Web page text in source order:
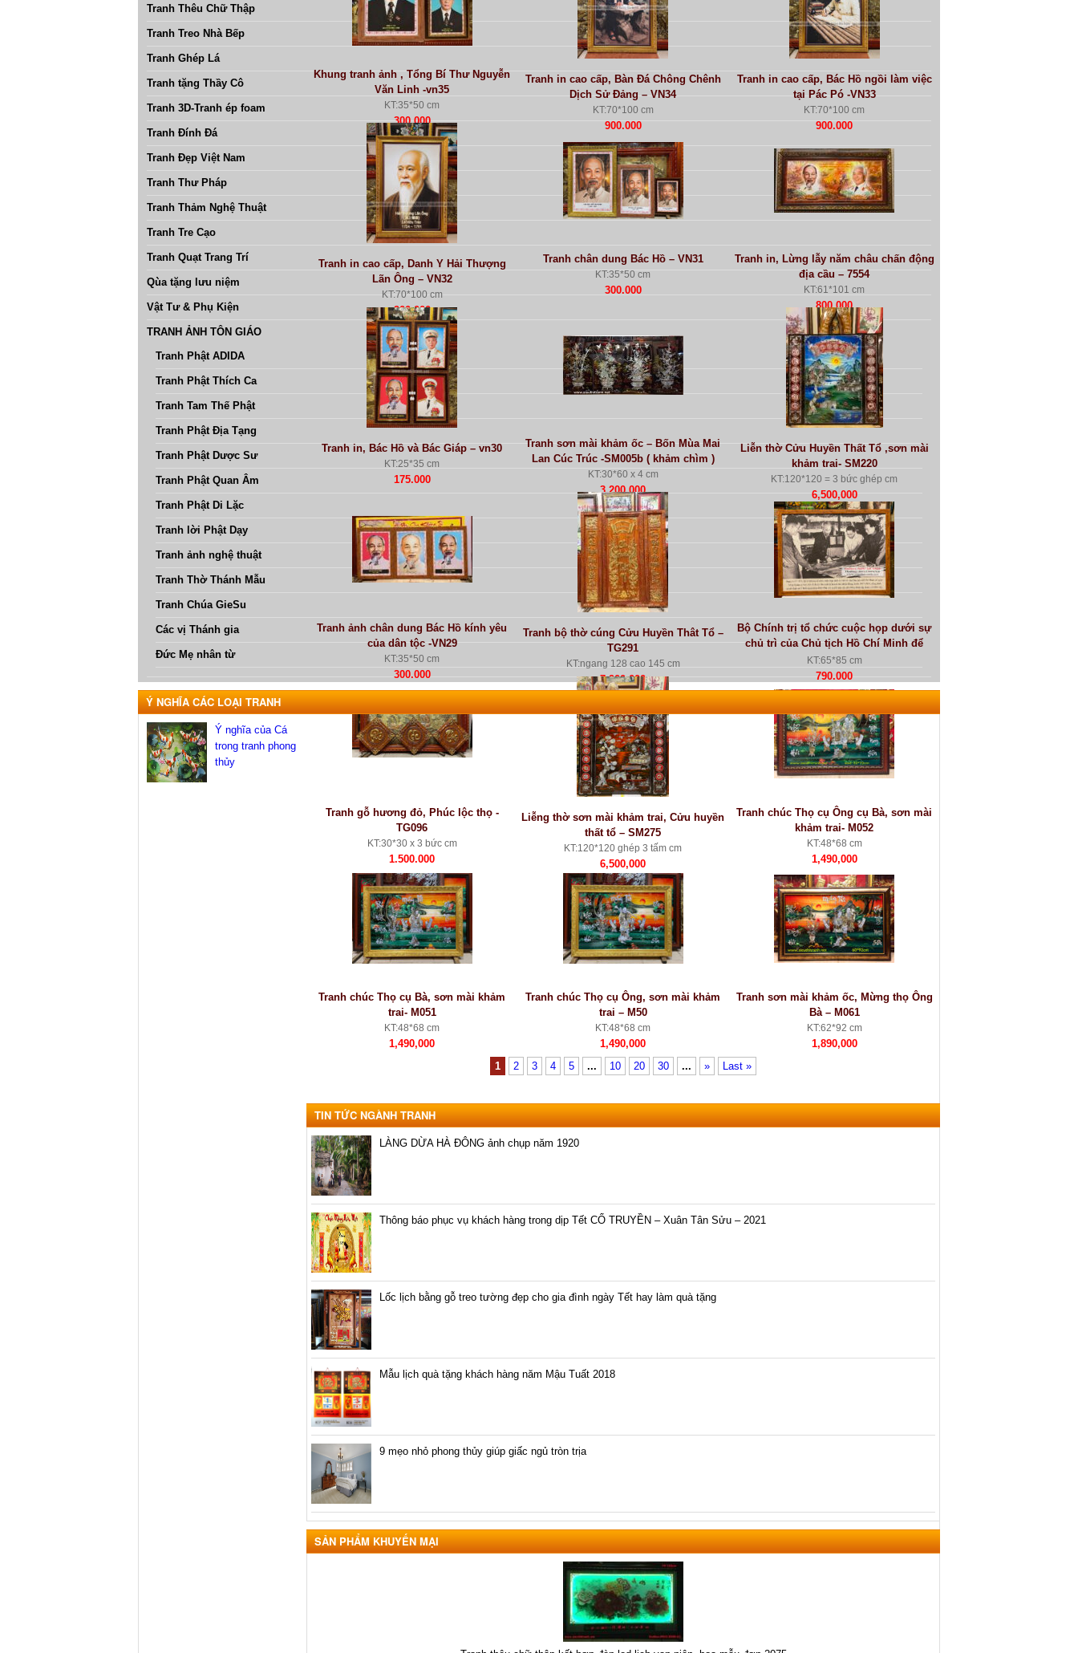
Khung tranh ảnh , Tổng Bí Thư Nguyễn
Văn Linh -vn35
KT:35*50 cm
300.000
Tranh in cao cấp, Bàn Đá Chông Chênh
Dịch Sử Đảng – VN34
KT:70*100 cm
900.000
Tranh in cao cấp, Bác Hồ ngồi làm việc
tại Pác Pó -VN33
KT:70*100 cm
900.000
Tranh in cao cấp, Danh Y Hải Thượng
Lãn Ông – VN32
KT:70*100 cm
900.000
Tranh chân dung Bác Hồ – VN31
KT:35*50 cm
300.000
Tranh in, Lừng lẫy năm châu chấn động
địa cầu – 7554
KT:61*101 cm
800.000
Tranh in, Bác Hồ và Bác Giáp – vn30
KT:25*35 cm
175.000
Tranh sơn mài khảm ốc – Bốn Mùa Mai
Lan Cúc Trúc -SM005b ( khảm chìm )
KT:30*60 x 4 cm
3.200.000
Liễn thờ Cửu Huyền Thất Tổ ,sơn mài
khảm trai- SM220
KT:120*120 = 3 bức ghép cm
6,500,000
Tranh ảnh chân dung Bác Hồ kính yêu
của dân tộc -VN29
KT:35*50 cm
300.000
Tranh bộ thờ cúng Cửu Huyền Thât Tổ –
TG291
KT:ngang 128 cao 145 cm
7.900.000
Bộ Chính trị tổ chức cuộc họp dưới sự
chủ trì của Chủ tịch Hồ Chí Minh để
nghe Tổng Quân ủy báo cáo và duyệt
lần cuối kế hoạch tác chiến Đông-Xuân
1953-1954
KT:65*85 cm
790.000
Tranh gỗ hương đỏ, Phúc lộc thọ -
TG096
KT:30*30 x 3 bức cm
1.500.000
Liễng thờ sơn mài khảm trai, Cửu huyền
thất tổ – SM275
KT:120*120 ghép 3 tấm cm
6,500,000
Tranh chúc Thọ cụ Ông cụ Bà, sơn mài
khảm trai- M052
KT:48*68 cm
1,490,000
Tranh chúc Thọ cụ Bà, sơn mài khảm
trai- M051
KT:48*68 cm
1,490,000
Tranh chúc Thọ cụ Ông, sơn mài khảm
trai – M50
KT:48*68 cm
1,490,000
Tranh sơn mài khảm ốc, Mừng thọ Ông
Bà – M061
KT:62*92 cm
1,890,000
1
2 3 4 5 ... 10 20 30 ... » Last »
TIN TỨC NGÀNH TRANH
LÀNG DỪA HÀ ĐÔNG ảnh chụp năm 1920
Thông báo phục vụ khách hàng trong dịp Tết CỔ TRUYỀN – Xuân Tân Sửu – 2021
Lốc lịch bằng gỗ treo tường đẹp cho gia đình ngày Tết hay làm quà tặng
Mẫu lịch quà tặng khách hàng năm Mậu Tuất 2018
9 mẹo nhỏ phong thủy giúp giấc ngủ tròn trịa
SẢN PHẨM KHUYẾN MẠI
Tranh Thêu Chữ Thập
Tranh Treo Nhà Bếp
Tranh Ghép Lá
Tranh tặng Thầy Cô
Tranh 3D-Tranh ép foam
Tranh Đính Đá
Tranh Đẹp Việt Nam
Tranh Thư Pháp
Tranh Thảm Nghệ Thuật
Tranh Tre Cạo
Tranh Quạt Trang Trí
Qùa tặng lưu niệm
Vật Tư & Phụ Kiện
TRANH ẢNH TÔN GIÁO
Tranh Phật ADIDA
Tranh Phật Thích Ca
Tranh Tam Thế Phật
Tranh Phật Địa Tạng
Tranh Phật Dược Sư
Tranh Phật Quan Âm
Tranh Phật Di Lặc
Tranh lời Phật Dạy
Tranh ảnh nghệ thuật
Tranh Thờ Thánh Mẫu
Tranh Chúa GieSu
Các vị Thánh gia
Đức Mẹ nhân từ
Ý NGHĨA CÁC LOẠI TRANH
Ý nghĩa của Cá
trong tranh phong
thủy